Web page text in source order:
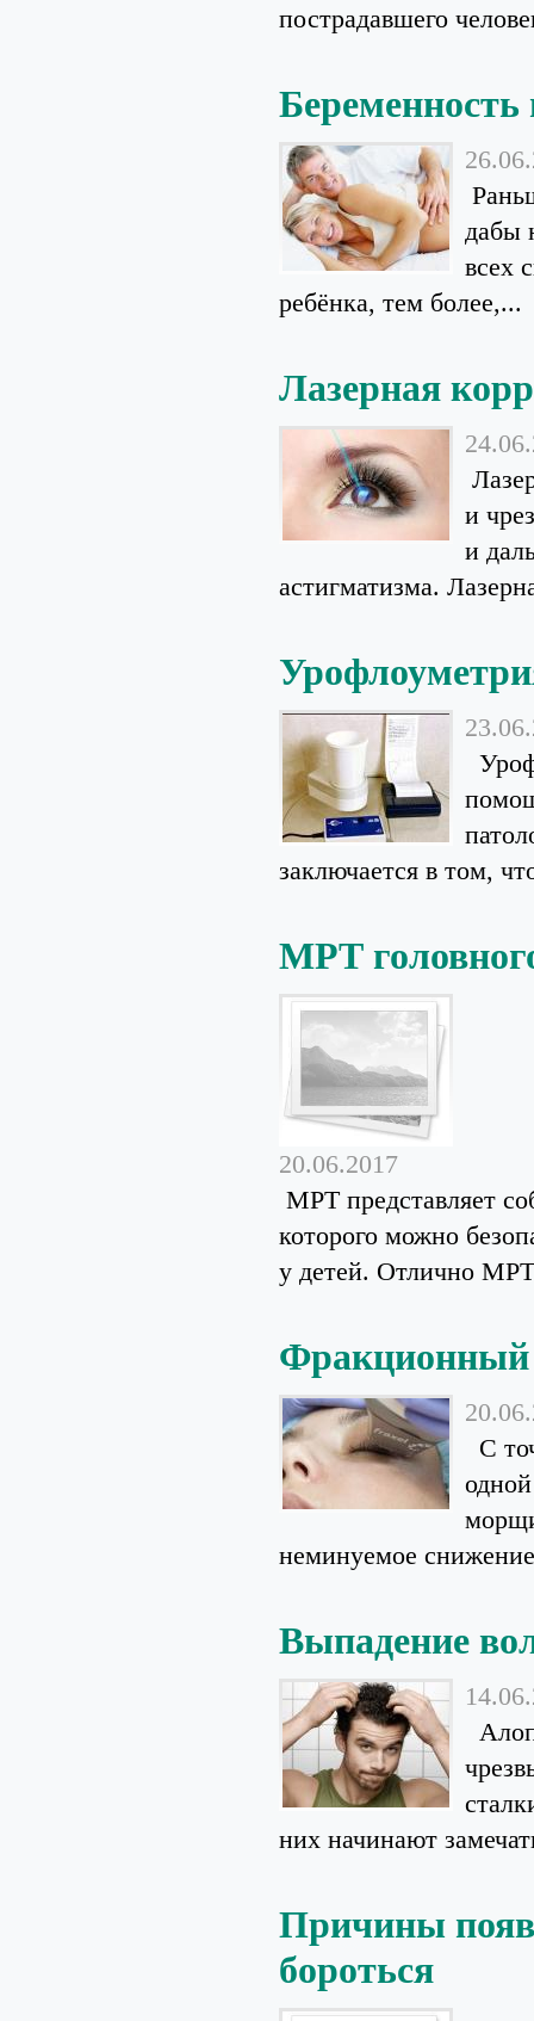
пострадавшего
Беременность
дабы
всех
ребёнка, тем более,...
Лазерная
и
и
астигматизма.
заключается в том,
МРТ
20.06.2017
МРТ представляет
которого можно
у детей. Отлично
Фракционный
С
неминуемое
Выпадение
них начинают
Причины
бороться